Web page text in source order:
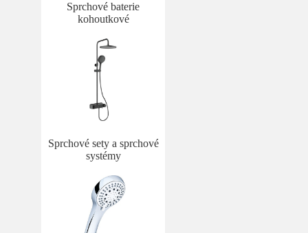
Sprchové baterie
kohoutkové
Sprchové sety a sprchové
systémy